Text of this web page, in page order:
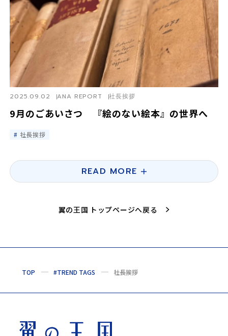
9月のごあいさつ 『絵のない絵本』の世界へ
2025.09.02 ANA REPORT 社長挨拶
社長挨拶
READ MORE
翼の王国 トップページへ戻る
TOP #TREND TAGS 社長挨拶